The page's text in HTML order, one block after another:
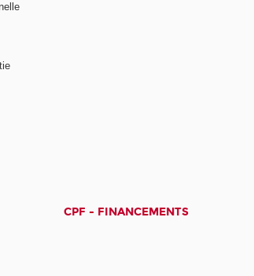
CPF - FINANCEMENTS